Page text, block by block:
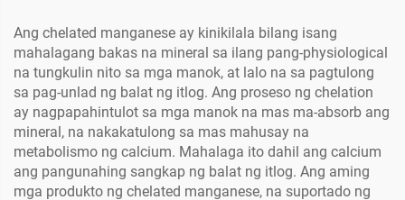
Ang chelated manganese ay kinikilala bilang isang
mahalagang bakas na mineral sa ilang pang-physiological
na tungkulin nito sa mga manok, at lalo na sa pagtulong
sa pag-unlad ng balat ng itlog. Ang proseso ng chelation
ay nagpapahintulot sa mga manok na mas ma-absorb ang
mineral, na nakakatulong sa mas mahusay na
metabolismo ng calcium. Mahalaga ito dahil ang calcium
ang pangunahing sangkap ng balat ng itlog. Ang aming
mga produkto ng chelated manganese, na suportado ng